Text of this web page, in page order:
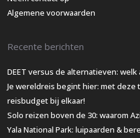
Algemene voorwaarden
Recente berichten
DEET versus de alternatieven:
Je wereldreis begint hier: met
reisbudget bij elkaar!
Solo reizen boven de 30: waarom
Yala National Park: luipaarden &